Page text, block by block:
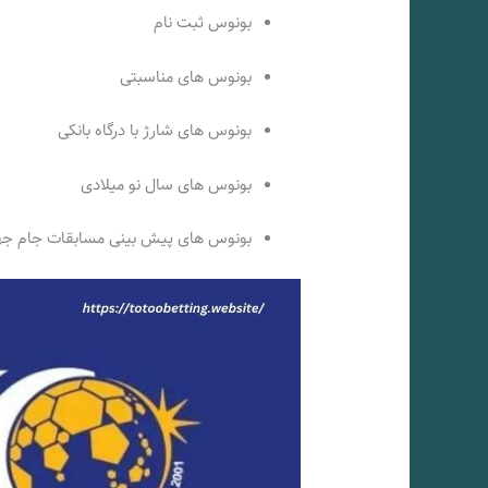
بونوس ثبت نام
بونوس های مناسبتی
بونوس های شارژ با درگاه بانکی
بونوس های سال نو میلادی
بونوس های پیش بینی مسابقات جام